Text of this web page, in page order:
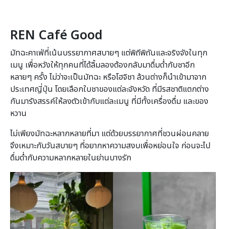
REN Café Good
มัทฉะคาเฟ่ที่เน้นบรรยากาศสบายๆ แต่พิถีพิถันและจริงจังในทุก
เมนู เพื่อหวังให้ทุกคนที่ได้ลิ้มลองต้องกลับมาดื่มด่ำกับชาอีก
หลายๆ ครั้ง ไม่ว่าจะเป็นมัทฉะ หรือโฮจิชา ล้วนต่างก็นำเข้ามาจาก
ประเทศญี่ปุ่น โดยเลือกใบชาของแต่ละจังหวัด ที่มีรสชาติแตกต่าง
กันมารังสรรค์ให้ลงตัวเข้ากับแต่ละเมนู ที่มีทั้งเครื่องดื่ม และของ
หวาน
ไม่เพียงมัทฉะหลากหลายที่มา แต่ด้วยบรรยากาศที่ชวนผ่อนคลาย
จึงเหมาะกับวันสบายๆ ที่อยากหาความสงบเพื่อหย่อนใจ ก่อนจะไป
ดื่มด่ำกับความหลากหลายในย่านบางรัก